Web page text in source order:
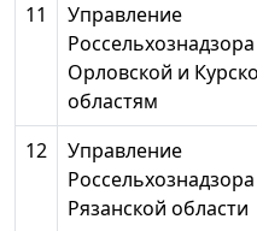
11
Управление
Орловской и
областям
12
Управление
Рязанской области